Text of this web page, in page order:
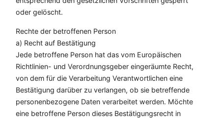
oder gelöscht.
Rechte der betroffenen Person
a) Recht auf Bestätigung
Jede betroffene Person hat das vom Europäischen
Richtlinien- und Verordnungsgeber eingeräumte Recht,
von dem für die Verarbeitung Verantwortlichen eine
Bestätigung darüber zu verlangen, ob sie betreffende
personenbezogene Daten verarbeitet werden. Möchte
eine betroffene Person dieses Bestätigungsrecht in